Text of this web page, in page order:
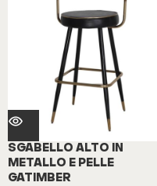
SGABELLO ALTO IN
METALLO E PELLE
GATIMBER